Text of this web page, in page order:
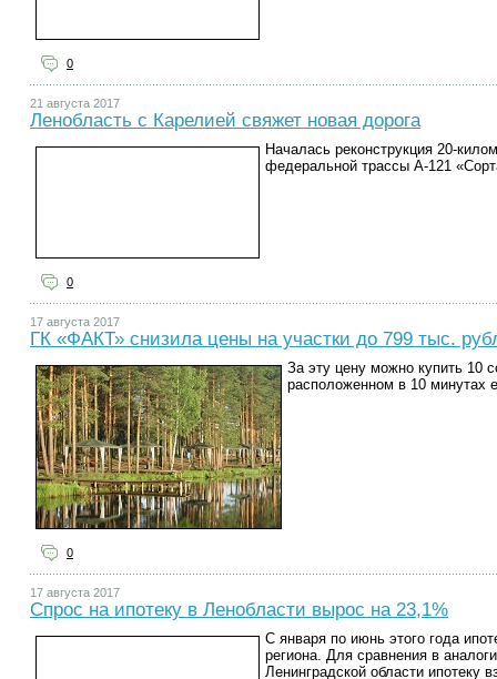
0
21 августа 2017
Ленобласть с Карелией свяжет новая дорога
Началась реконструкция 20-
федеральной трассы А-121
0
17 августа 2017
ГК «ФАКТ» снизила цены на участки до 799 тыс.
За эту цену можно купить 10
расположенном в 10 минутах
0
17 августа 2017
Спрос на ипотеку в Ленобласти вырос на 23,1%
С января по июнь этого года
региона. Для сравнения в
Ленинградской области ипотеку